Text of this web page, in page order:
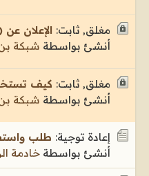
مغلق, ثابت: الإعلان
أنشئ بواسطة شبكة بن
مغلق, ثابت: كيف
أنشئ بواسطة شبكة بن
إعادة توجية: طلب
أنشئ بواسطةخادمة